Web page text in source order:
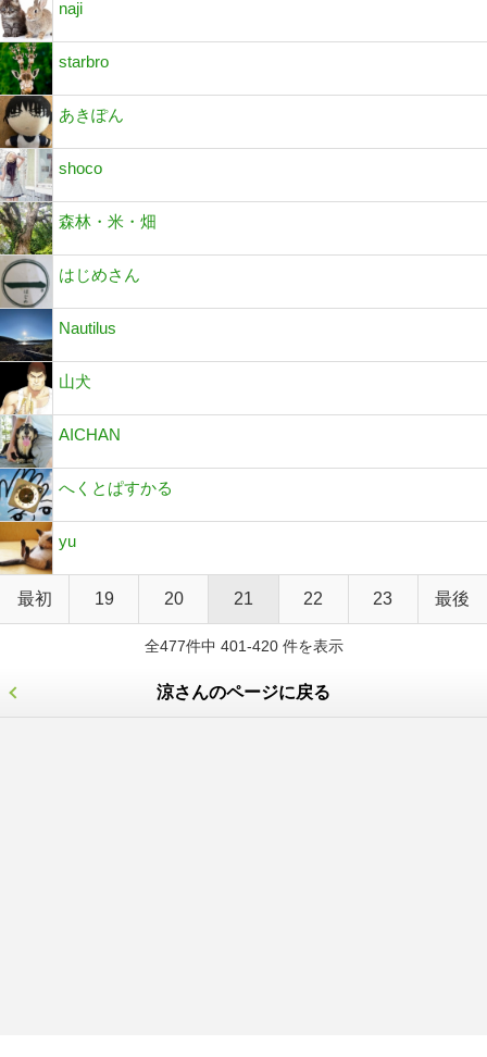
naji
starbro
あきぽん
shoco
森林・米・畑
はじめさん
Nautilus
山犬
AICHAN
へくとぱすかる
yu
最初 19 20 21 22 23 最後
全477件中 401-420 件を表示
涼さんのページに戻る